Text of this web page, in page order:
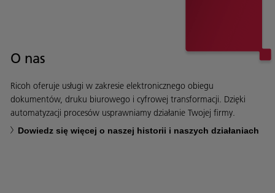
O nas
Ricoh oferuje usługi w zakresie elektronicznego obiegu
dokumentów, druku biurowego i cyfrowej transformacji. Dzięki
automatyzacji procesów usprawniamy działanie Twojej firmy.
Dowiedz się więcej o naszej historii i naszych działaniach